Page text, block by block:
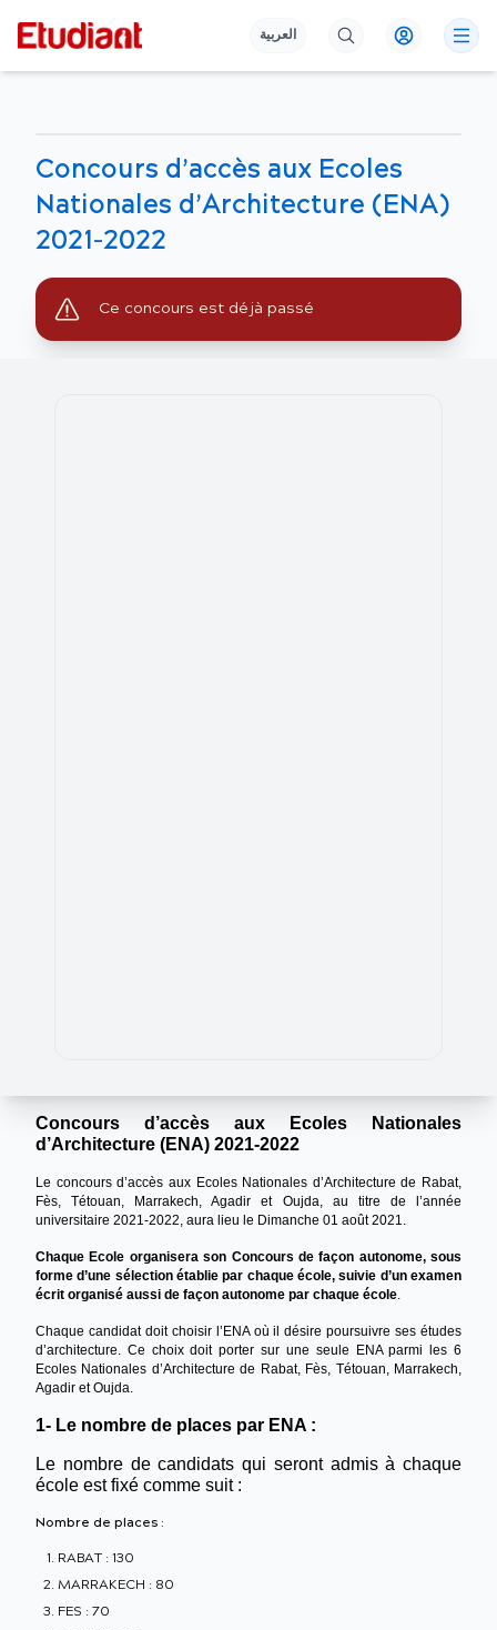
العربية
Concours d’accès aux Ecoles
Nationales d’Architecture (ENA)
2021-2022
Ce concours est déjà passé
Concours d’accès aux Ecoles Nationales
d’Architecture (ENA) 2021-2022
Le concours d’accès aux Ecoles Nationales d’Architecture de Rabat,
Fès, Tétouan, Marrakech, Agadir et Oujda, au titre de l’année
universitaire 2021-2022, aura lieu le Dimanche 01 août 2021.
Chaque Ecole organisera son Concours de façon autonome, sous
forme d’une sélection établie par chaque école, suivie d’un examen
écrit organisé aussi de façon autonome par chaque école.
Chaque candidat doit choisir l’ENA où il désire poursuivre ses études
d’architecture. Ce choix doit porter sur une seule ENA parmi les 6
Ecoles Nationales d’Architecture de Rabat, Fès, Tétouan, Marrakech,
Agadir et Oujda.
1- Le nombre de places par ENA :
Le nombre de candidats qui seront admis à chaque
école est fixé comme suit :
Nombre de places :
RABAT : 130
MARRAKECH : 80
FES : 70